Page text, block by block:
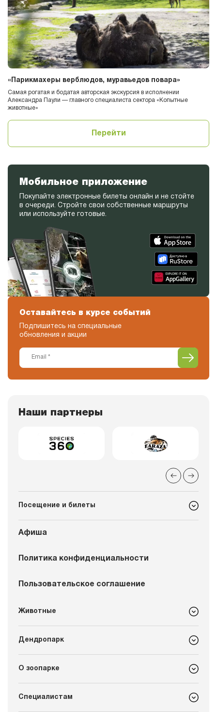
«Парикмахеры верблюдов, муравьедов повара»
Самая рогатая и бодатая авторская экскурсия в исполнении
Александра Паули — главного специалиста сектора «Копытные
животные»
Перейти
Мобильное приложение
Покупайте электронные билеты онлайн и не стойте
в очереди. Стройте свои собственные маршруты
или используйте готовые.
Оставайтесь в курсе событий
Подпишитесь на специальные
обновления и акции
Наши партнеры
Посещение и билеты
Афиша
Политика конфиденциальности
Пользовательское соглашение
Животные
Дендропарк
О зоопарке
Специалистам